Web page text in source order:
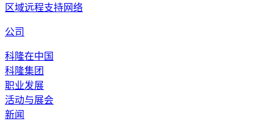
区域远程支持网络
公司
科隆在中国
科隆集团
职业发展
活动与展会
新闻